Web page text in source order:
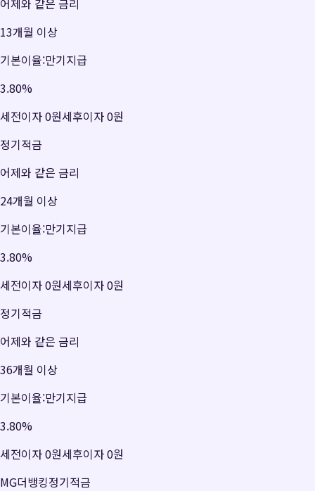
어제와 같은 금리
13개월 이상
기본이율:만기지급
3.80%
세전이자0원세후이자0원
정기적금
어제와 같은 금리
24개월 이상
기본이율:만기지급
3.80%
세전이자0원세후이자0원
정기적금
어제와 같은 금리
36개월 이상
기본이율:만기지급
3.80%
세전이자0원세후이자0원
MG더뱅킹정기적금